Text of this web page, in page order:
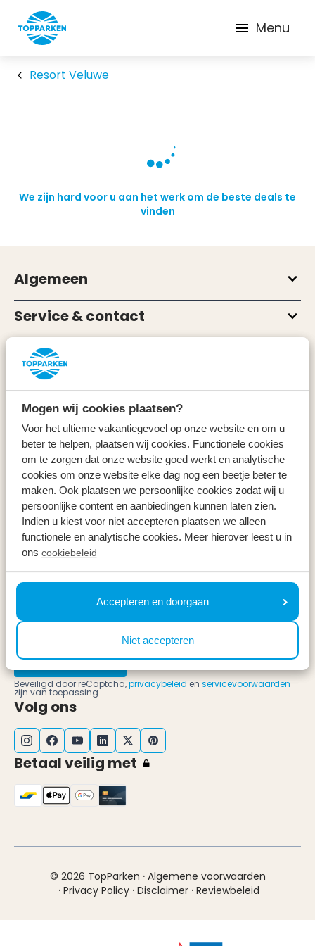
Mogen wij cookies plaatsen?
Voor het ultieme vakantiegevoel op onze website en om u
beter te helpen, plaatsen wij cookies. Functionele cookies
om te zorgen dat onze website goed werkt en analytische
cookies om onze website elke dag nog een beetje beter te
maken. Ook plaatsen we persoonlijke cookies zodat wij u
persoonlijke content en aanbiedingen kunnen laten zien.
Indien u kiest voor niet accepteren plaatsen we alleen
functionele en analytische cookies. Meer hierover leest u in
ons cookiebeleid
Accepteren en doorgaan
Niet accepteren
Menu
Resort Veluwe
We zijn hard voor u aan het werk om de beste deals te
vinden
Algemeen
Service & contact
Types
Specials
Vakantieperiodes
Op vakantie
Meld u aan voor onze nieuwsbrief
Ontvang, net als 100.000 anderen, inspiratie over de
mooiste omgevingen, fijnste weekenden weg en de
beste prijzen ⤵
Uw e-mailadres *
Schrijf mij in!
Beveiligd door reCaptcha,privacybeleid en servicevoorwaarden
zijn van toepassing.
Volg ons
Betaal veilig met
© 2026 TopParken · Algemene voorwaarden
· Privacy Policy · Disclaimer · Reviewbeleid